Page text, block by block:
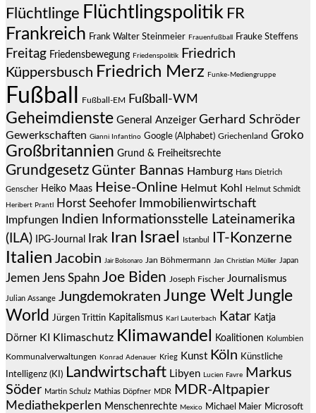
Flüchtlinge Flüchtlingspolitik FR
Frankreich Frank Walter Steinmeier Frauenfußball Frauke Steffens
Freitag Friedensbewegung Friedenspolitik
Friedrich
Küppersbusch Friedrich Merz Funke-Mediengruppe
Fußball Fußball-EM Fußball-WM
Geheimdienste General Anzeiger Gerhard Schröder
Gewerkschaften Gianni Infantino Google (Alphabet) Griechenland Groko
Großbritannien Grund & Freiheitsrechte
Grundgesetz Günter Bannas Hamburg Hans Dietrich
Genscher Heiko Maas Heise-Online Helmut Kohl Helmut Schmidt
Heribert Prantl Horst Seehofer Immobilienwirtschaft
Impfungen Indien Informationsstelle Lateinamerika
(ILA)
IPG-Journal Irak Iran Israel Istanbul IT-Konzerne
Italien Jacobin Jair Bolsonaro Jan Böhmermann Jan Christian Müller Japan
Jemen Jens Spahn Joe Biden Joseph Fischer Journalismus
Julian Assange Jungdemokraten Junge WeltJungle
World Jürgen Trittin Kapitalismus Karl Lauterbach Katar Katja
Dörner KI Klimaschutz Klimawandel Koalitionen Kolumbien
Kommunalverwaltungen Konrad Adenauer Krieg Kunst Köln Künstliche
Intelligenz (KI) Landwirtschaft Libyen Lucien Favre
Markus
Söder Martin Schulz Mathias Döpfner MDR MDR-Altpapier
Mediathekperlen Menschenrechte Mexico Michael Maier Microsoft